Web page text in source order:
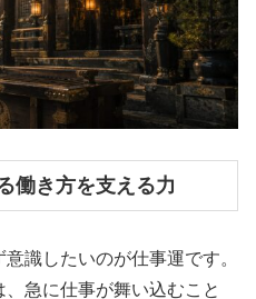
働き方を支える力
識したいのが仕事運です。
急に仕事が舞い込むこと